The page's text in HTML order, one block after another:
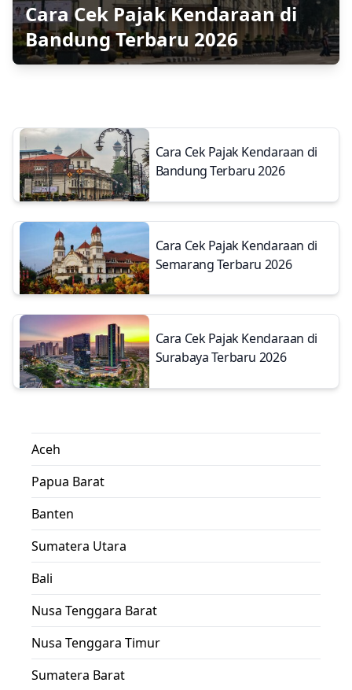
Cara Cek Pajak Kendaraan di
Bandung Terbaru 2026
Cara Cek Pajak Kendaraan di
Bandung Terbaru 2026
Cara Cek Pajak Kendaraan di
Semarang Terbaru 2026
Cara Cek Pajak Kendaraan di
Surabaya Terbaru 2026
Aceh
Papua Barat
Banten
Sumatera Utara
Bali
Nusa Tenggara Barat
Nusa Tenggara Timur
Sumatera Barat